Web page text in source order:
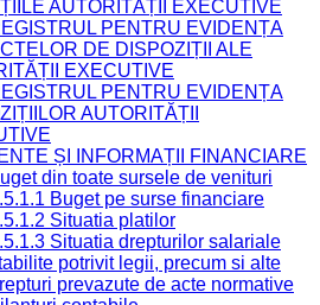
AUTORITĂȚII EXECUTIVE
PENTRU EVIDENȚA
DE DISPOZIȚII ALE
EXECUTIVE
PENTRU EVIDENȚA
AUTORITĂȚII
ȘI INFORMAȚII FINANCIARE
din toate sursele de venituri
Buget pe surse financiare
Situatia platilor
Situatia drepturilor salariale
potrivit legii, precum si alte
prevazute de acte normative